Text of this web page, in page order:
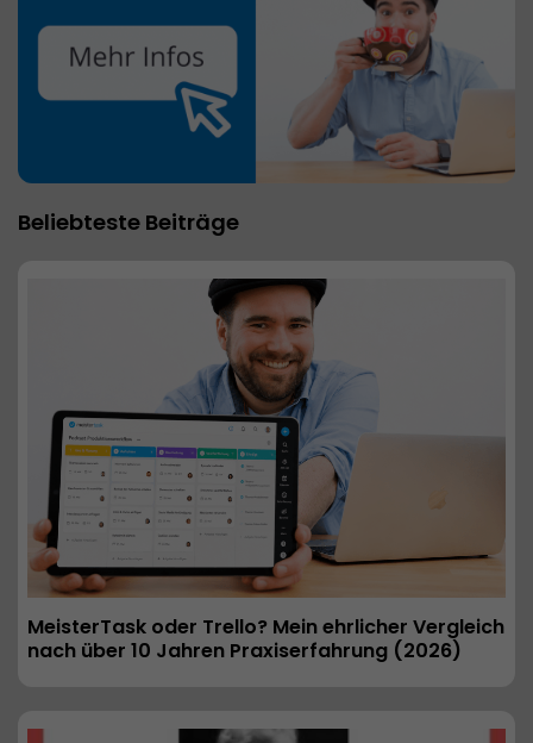
Beliebteste Beiträge
MeisterTask oder Trello? Mein ehrlicher Vergleich
nach über 10 Jahren Praxiserfahrung (2026)